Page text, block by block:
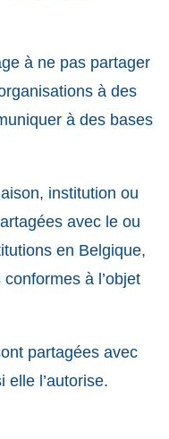
à ne pas partager
à des
à des bases
institution ou
avec le ou
en Belgique,
à l’objet
partagées avec
elle l’autorise.